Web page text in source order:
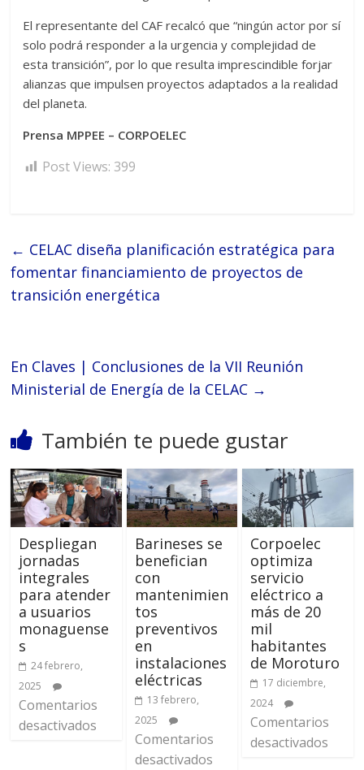
El representante del CAF recalcó que “ningún actor por sí
solo podrá responder a la urgencia y complejidad de
esta transición”, por lo que resulta imprescindible forjar
alianzas que impulsen proyectos adaptados a la realidad
del planeta.
Prensa MPPEE – CORPOELEC
Post Views: 399
← CELAC diseña planificación estratégica para
fomentar financiamiento de proyectos de
transición energética
En Claves | Conclusiones de la VII Reunión
Ministerial de Energía de la CELAC →
También te puede gustar
Despliegan
jornadas
integrales
para atender
a usuarios
monaguense
s
24 febrero,
2025
Comentarios
desactivados
Barineses se
benefician
con
mantenimien
tos
preventivos
en
instalaciones
eléctricas
13 febrero,
2025
Comentarios
desactivados
Corpoelec
optimiza
servicio
eléctrico a
más de 20
mil
habitantes
de Moroturo
17 diciembre,
2024
Comentarios
desactivados